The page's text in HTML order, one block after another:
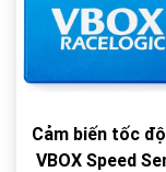
Cảm biến tốc
VBOX Speed